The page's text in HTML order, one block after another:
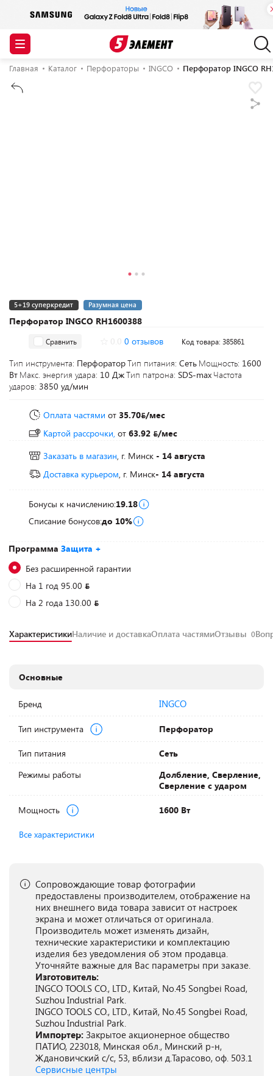
Главная Каталог Перфораторы INGCO Перфоратор INGCO
Перфоратор INGCO RH1600388
5+19 суперкредит Разумная цена
Программа Защита +
Без расширенной гарантии
На 1 год 95.00
На 2 года 130.00
Сравнить 0 отзывов Код товара: 385861
Тип инструмента: ПерфораторТип питания: Сеть Мощность: 1600
Вт Макс. энергия удара: 10 ДжТип патрона: SDS-max Частота
ударов: 3850 уд/мин
Оплата частями от 35.70 /мес
Картой рассрочки, от 63.92
/мес
Заказать в магазин, г. Минск - 14 августа
Доставка курьером, г. Минск- 14 августа
Бонусы к начислению:19.18
Списание бонусов:до 10%
ХарактеристикиНаличие и доставкаОплата частямиОтзывы 0
Основные
Бренд INGCO
Тип инструмента Перфоратор
Тип питания
Сеть
Режимы работы
Долбление, Сверление,
Сверление с ударом
Мощность 1600 Вт
Все характеристики
Сопровождающие товар фотографии
предоставлены производителем, отображение на
них внешнего вида товара зависит от настроек
экрана и может отличаться от оригинала.
Производитель может изменять дизайн,
технические характеристики и комплектацию
изделия без уведомления об этом продавца.
Уточняйте важные для Вас параметры при заказе.
Изготовитель:
INGCO TOOLS CO., LTD., Китай, No.45 Songbei Road,
Suzhou Industrial Park.
INGCO TOOLS CO., LTD., Китай, No.45 Songbei Road,
Suzhou Industrial Park.
Импортер: Закрытое акционерное общество
ПАТИО, 223018, Минская обл., Минский р-н,
Ждановичский с/с, 53, вблизи д.Тарасово, оф. 503.1
Сервисные центры